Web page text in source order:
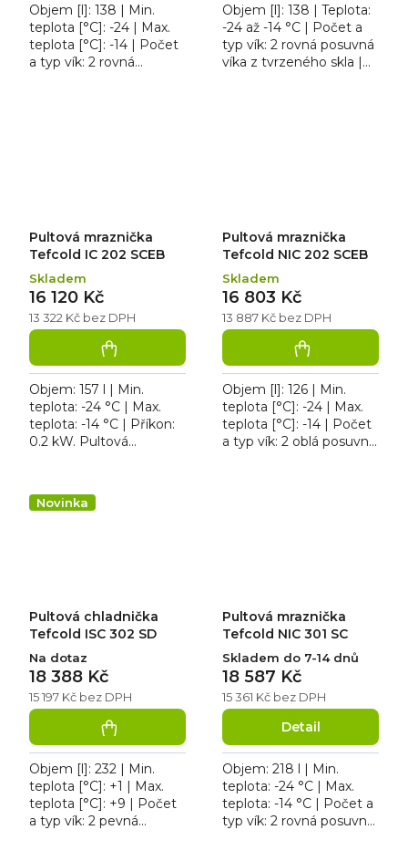
Objem [l]: 138 | Min.
teplota [°C]: -24 | Max.
teplota [°C]: -14 | Počet
a typ vík: 2 rovná
Objem [l]: 138 | Teplota:
-24 až -14 °C | Počet a
typ vík: 2 rovná posuvná
víka z tvrzeného skla |
Pultová mraznička
Tefcold IC 202 SCEB
Skladem
13 322 Kč bez DPH
16 120 Kč
Objem: 157 l | Min.
teplota: -24 °C | Max.
teplota: -14 °C | Příkon:
0.2 kW. Pultová
statické, typ odtávání:...
Pultová mraznička
Tefcold NIC 202 SCEB
Skladem
13 887 Kč bez DPH
16 803 Kč
Objem [l]: 126 | Min.
teplota [°C]: -24 | Max.
teplota [°C]: -14 | Počet
a typ vík: 2 oblá posuvné
Novinka
Pultová chladnička
Tefcold ISC 302 SD
Na dotaz
15 197 Kč bez DPH
18 388 Kč
Objem [l]: 232 | Min.
teplota [°C]: +1 | Max.
teplota [°C]: +9 | Počet
a typ vík: 2 pevná
Pultová mraznička
Tefcold NIC 301 SC
Skladem do 7-14 dnů
15 361 Kč bez DPH
18 587 Kč
Detail
Objem: 218 l | Min.
teplota: -24 °C | Max.
teplota: -14 °C | Počet a
typ vík: 2 rovná posuvná